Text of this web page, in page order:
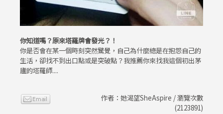
你知道嗎？原來塔羅牌會發光？！
你是否會在某一個時刻突然驚覺，自己為什麼總是在抱怨自己的
生活，卻找不到出口點或是突破點？我推薦你來找我這個初出茅
廬的塔羅師....
作者：她渴望SheAspire / 瀏覽次數
(2123891)